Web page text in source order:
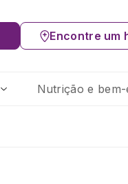
Encontre um
Nutrição e